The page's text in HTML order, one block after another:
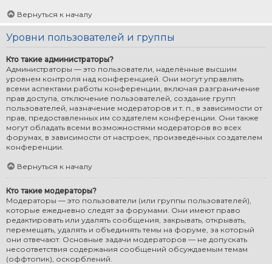
Вернуться к началу
Уровни пользователей и группы
Кто такие администраторы?
Администраторы — это пользователи, наделённые высшим
уровнем контроля над конференцией. Они могут управлять
всеми аспектами работы конференции, включая разграничение
прав доступа, отключение пользователей, создание групп
пользователей, назначение модераторов и т. п., в зависимости от
прав, предоставленных им создателем конференции. Они также
могут обладать всеми возможностями модераторов во всех
форумах, в зависимости от настроек, произведённых создателем
конференции.
Вернуться к началу
Кто такие модераторы?
Модераторы — это пользователи (или группы пользователей),
которые ежедневно следят за форумами. Они имеют право
редактировать или удалять сообщения, закрывать, открывать,
перемещать, удалять и объединять темы на форуме, за который
они отвечают. Основные задачи модераторов — не допускать
несоответствия содержания сообщений обсуждаемым темам
(оффтопик), оскорблений.